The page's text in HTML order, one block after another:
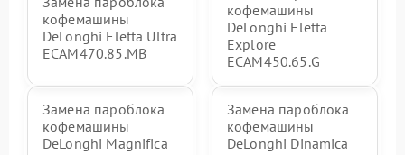
кофемашины
DeLonghi Eletta Ultra
ECAM470.85.MB
кофемашины
DeLonghi Eletta
Explore
ECAM450.65.G
Замена пароблока
кофемашины
DeLonghi Magnifica
Замена пароблока
кофемашины
DeLonghi Dinamica